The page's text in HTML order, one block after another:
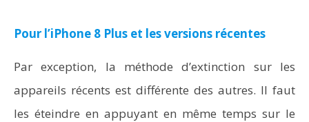
Pour l’iPhone 8 Plus et les versions récentes
Par exception, la méthode d’extinction sur les
appareils récents est différente des autres. Il faut
les éteindre en appuyant en même temps sur le